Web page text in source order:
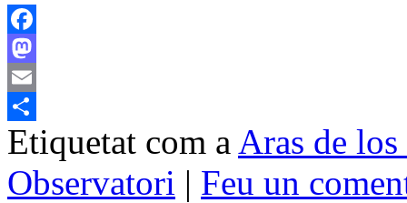
Facebook
Mastodon
Email
Comparteix
Etiquetat com a Aras de
Observatori | Feu un